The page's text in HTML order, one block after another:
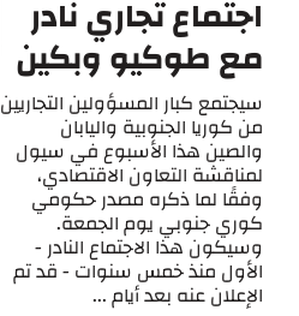
اجتماع تجاري نادر
مع طوكيو وبكين
سيجتمع كبار المسؤولين التجاريين
من كوريا الجنوبية واليابان
والصين هذا الأسبوع في سيول
لمناقشة التعاون الاقتصادي،
وفقًا لما ذكره مصدر حكومي
كوري جنوبي يوم الجمعة.
وسيكون هذا الاجتماع النادر -
الأول منذ خمس سنوات - قد تم
الإعلان عنه بعد أيام ...